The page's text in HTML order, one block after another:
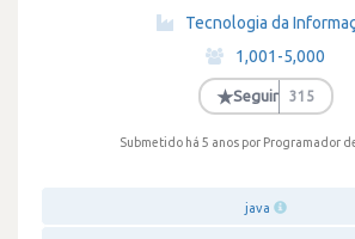
Tecnologia da
·
1,001-5,000
·
★Seguir 315
Submetido há 5 anos por Programador
java